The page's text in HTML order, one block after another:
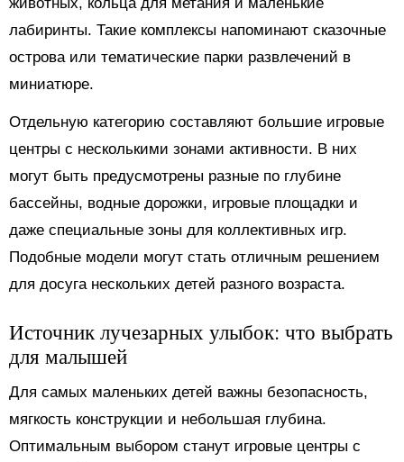
лабиринты. Такие комплексы напоминают сказочные
острова или тематические парки развлечений в
миниатюре.
Отдельную категорию составляют большие игровые
центры с несколькими зонами активности. В них
могут быть предусмотрены разные по глубине
бассейны, водные дорожки, игровые площадки и
даже специальные зоны для коллективных игр.
Подобные модели могут стать отличным решением
для досуга нескольких детей разного возраста.
Источник лучезарных улыбок: что выбрать
для малышей
Для самых маленьких детей важны безопасность,
мягкость конструкции и небольшая глубина.
Оптимальным выбором станут игровые центры с